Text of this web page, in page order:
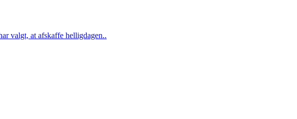
valgt, at afskaffe helligdagen..